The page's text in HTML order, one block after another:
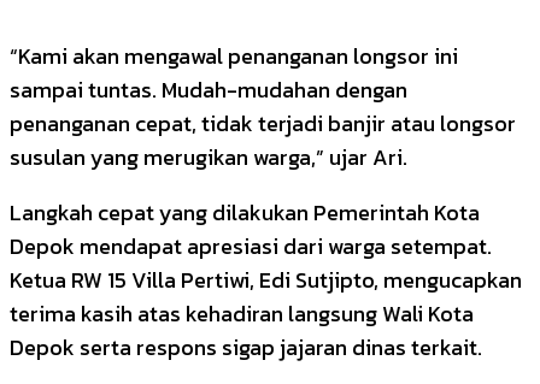
“Kami akan mengawal penanganan longsor ini
sampai tuntas. Mudah-mudahan dengan
penanganan cepat, tidak terjadi banjir atau longsor
susulan yang merugikan warga,” ujar Ari.
Langkah cepat yang dilakukan Pemerintah Kota
Depok mendapat apresiasi dari warga setempat.
Ketua RW 15 Villa Pertiwi, Edi Sutjipto, mengucapkan
terima kasih atas kehadiran langsung Wali Kota
Depok serta respons sigap jajaran dinas terkait.